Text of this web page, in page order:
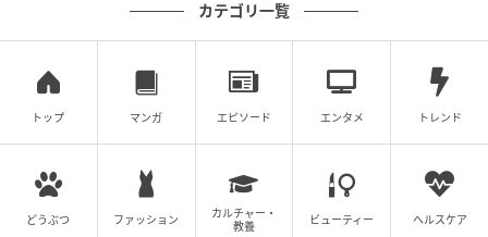
栄養不足（鉄分、亜鉛、ビタミンAの不足）
ネイルによるダメージや外傷
レイノー病
精神的・肉体的ストレス
甲状腺疾患
縦すじの原因
カテゴリ一覧
トップ マンガ エピソード エンタメ トレンド
どうぶつ ファッション
カルチャー・
教養
ビューティー ヘルスケア